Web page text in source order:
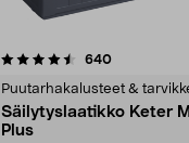
640arvostelut
Puutarhakalusteet &
Säilytyslaatikko Keter
Plus
4.5 viidestä